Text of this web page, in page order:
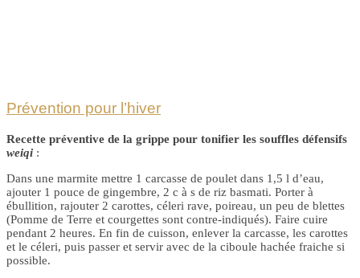
Prévention pour l’hiver
Recette préventive de la grippe pour tonifier les souffles défensifs
weiqi :
Dans une marmite mettre 1 carcasse de poulet dans 1,5 l d’eau,
ajouter 1 pouce de gingembre, 2 c à s de riz basmati. Porter à
ébullition, rajouter 2 carottes, céleri rave, poireau, un peu de blettes
(Pomme de Terre et courgettes sont contre-indiqués). Faire cuire
pendant 2 heures. En fin de cuisson, enlever la carcasse, les carottes
et le céleri, puis passer et servir avec de la ciboule hachée fraiche si
possible.